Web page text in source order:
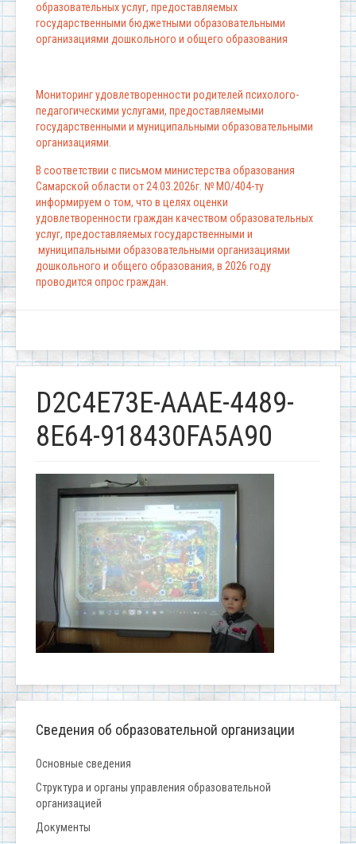
образовательных услуг, предоставляемых
государственными бюджетными образовательными
организациями дошкольного и общего образования
Мониторинг удовлетворенности родителей психолого-
педагогическими услугами, предоставляемыми
государственными и муниципальными образовательными
организациями.
В соответствии с письмом министерства образования
Самарской области от 24.03.2026г. № МО/404-ту
информируем о том, что в целях оценки
удовлетворенности граждан качеством образовательных
услуг, предоставляемых государственными и
муниципальными образовательными организациями
дошкольного и общего образования, в 2026 году
проводится опрос граждан.
D2C4E73E-AAAE-4489-
8E64-918430FA5A90
Сведения об образовательной организации
Основные сведения
Структура и органы управления образовательной
организацией
Документы